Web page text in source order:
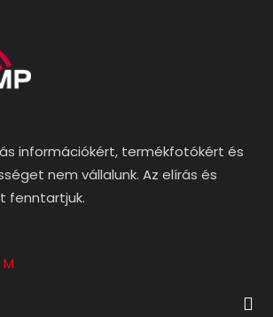
információkért, termékfotókért és
nem vállalunk. Az elírás és
fenntartjuk.